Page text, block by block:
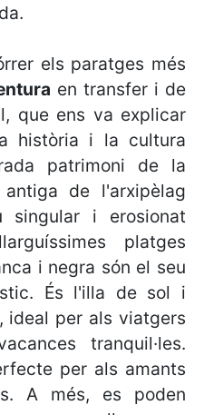
els paratges més
en transfer i de
que ens va explicar
història i la cultura
patrimoni de la
de l'arxipèlag
singular i erosionat
platges
i negra són el seu
És l'illa de sol i
ideal per als viatgers
tranquil·les.
per als amants
A més, es poden